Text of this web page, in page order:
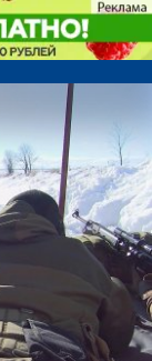
провели
провели
в